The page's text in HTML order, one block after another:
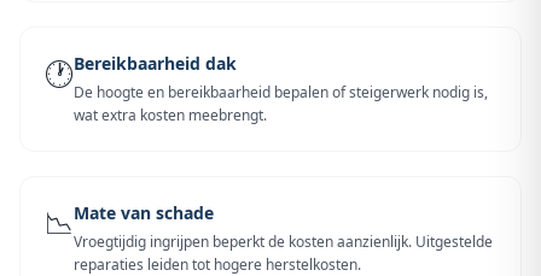
🕐Bereikbaarheid dak
De hoogte en bereikbaarheid bepalen of steigerwerk nodig is,
wat extra kosten meebrengt.
📉Mate van schade
Vroegtijdig ingrijpen beperkt de kosten aanzienlijk. Uitgestelde
reparaties leiden tot hogere herstelkosten.